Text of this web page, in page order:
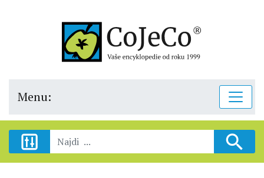
Menu: